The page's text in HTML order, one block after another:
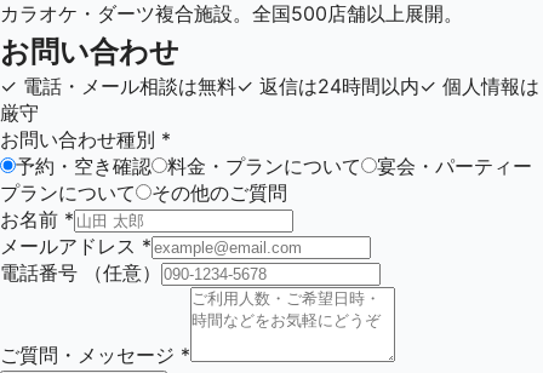
カラオケ・ダーツ複合施設。全国500店舗以上展開。
お問い合わせ
✓ 電話・メール相談は無料✓ 返信は24時間以内✓ 個人情報は
厳守
お問い合わせ種別 *
予約・空き確認
料金・プランについて
宴会・パーティー
プランについて
その他のご質問
お名前 *
メールアドレス *
電話番号
（任意）
ご質問・メッセージ *